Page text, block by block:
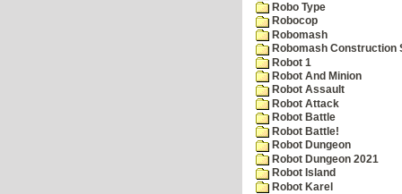
Robo Type
Robocop
Robomash
Robomash Construction
Robot 1
Robot And Minion
Robot Assault
Robot Attack
Robot Battle
Robot Battle!
Robot Dungeon
Robot Dungeon 2021
Robot Island
Robot Karel